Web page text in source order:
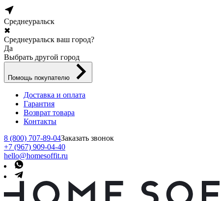
Среднеуральск
✖
Среднеуральск ваш город?
Да
Выбрать другой город
Помощь покупателю
Доставка и оплата
Гарантия
Возврат товара
Контакты
8 (800) 707-89-04Заказать звонок
+7 (967) 909-04-40
hello@homesoffit.ru